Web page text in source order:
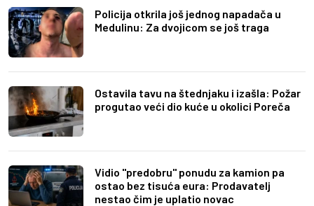
Policija otkrila još jednog napadača u
Medulinu: Za dvojicom se još traga
Ostavila tavu na štednjaku i izašla: Požar
progutao veći dio kuće u okolici Poreča
Vidio "predobru" ponudu za kamion pa
ostao bez tisuća eura: Prodavatelj
nestao čim je uplatio novac